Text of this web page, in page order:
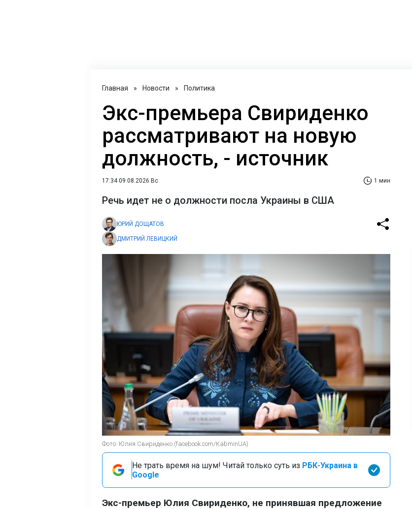
Главная » Новости » Политика
Экс-премьера Свириденко
рассматривают на новую
должность, - источник
17:34 09.08.2026 Вс 1 мин
Речь идет не о должности посла Украины в США
ЮРИЙ ДОЩАТОВ
ДМИТРИЙ ЛЕВИЦКИЙ
Фото: Юлия Свириденко (facebook.com/KabminUA)
Не трать время на шум! Читай только суть из РБК-Украина в
Google
Экс-премьер Юлия Свириденко, не принявшая предложение